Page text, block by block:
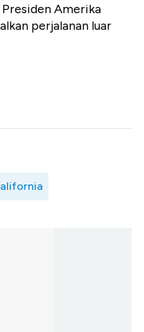
Presiden Amerika
perjalanan luar